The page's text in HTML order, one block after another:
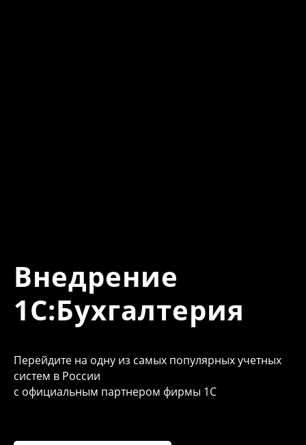
Внедрение
1С:Бухгалтерия
Перейдите на одну из самых популярных учетных
систем в России
с официальным партнером фирмы 1С